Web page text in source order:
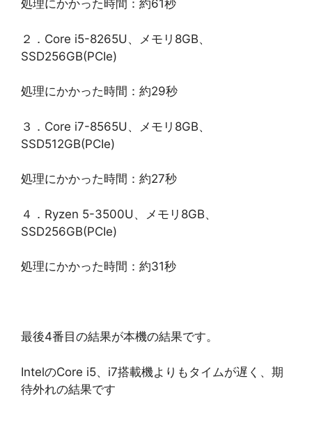
処理にかかった時間：約61秒
２．Core i5-8265U、メモリ8GB、
SSD256GB(PCIe)
処理にかかった時間：約29秒
３．Core i7-8565U、メモリ8GB、
SSD512GB(PCIe)
処理にかかった時間：約27秒
４．Ryzen 5-3500U、メモリ8GB、
SSD256GB(PCIe)
処理にかかった時間：約31秒
最後4番目の結果が本機の結果です。
IntelのCore i5、i7搭載機よりもタイムが遅く、期
待外れの結果です